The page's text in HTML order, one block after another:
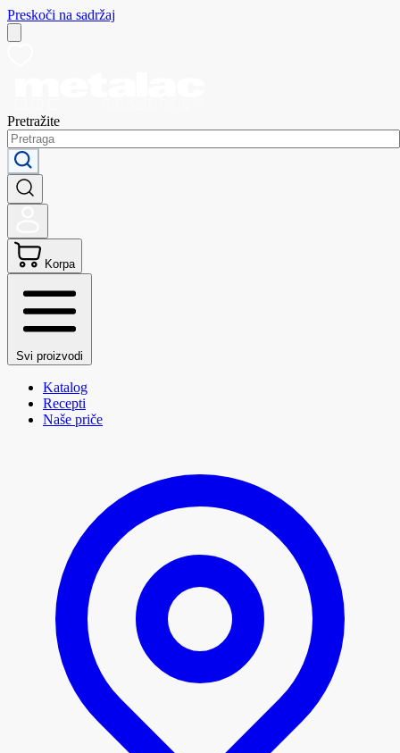
Preskoči na sadržaj
Pretražite
Korpa
Svi proizvodi
Katalog
Recepti
Naše priče